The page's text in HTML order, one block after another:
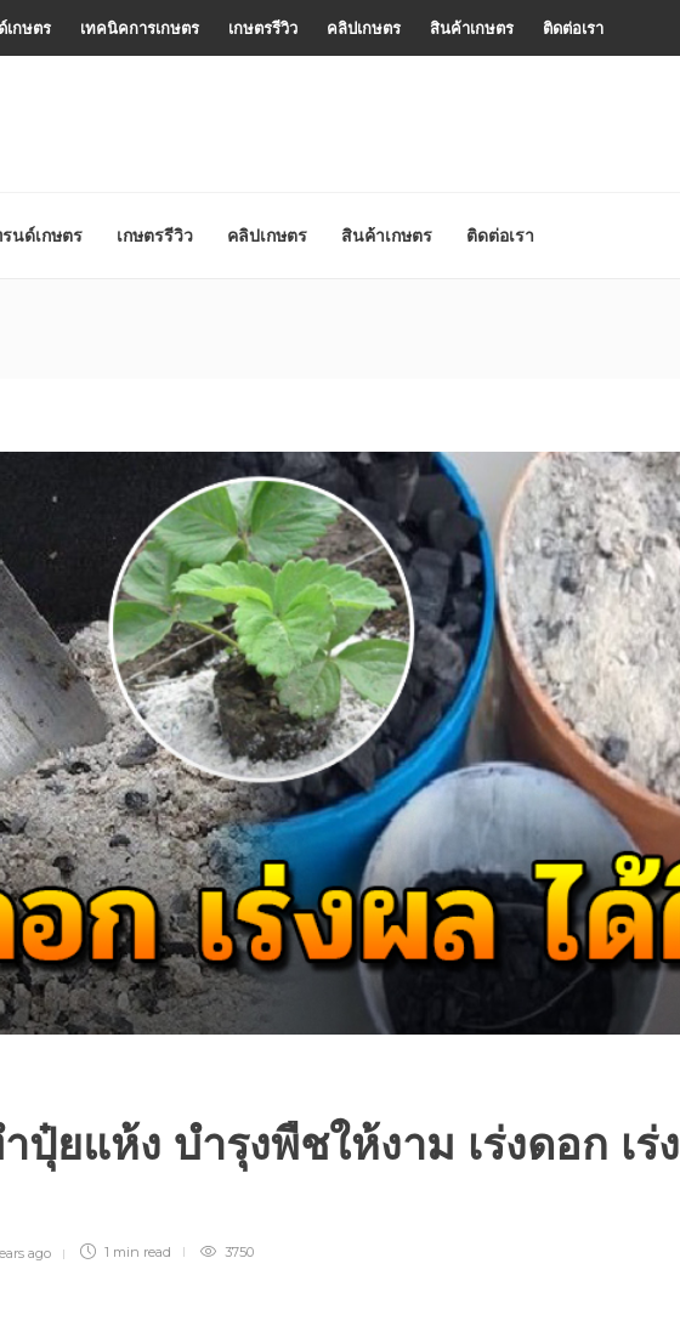
เกษตร เทคนิคการเกษตร เกษตรรีวิว คลิปเกษตร สินค้าเกษตร ติดต่อเรา
รนด์เกษตร เกษตรรีวิว คลิปเกษตร สินค้าเกษตร ติดต่อเรา
ปุ๋ยแห้ง บำรุงพืชให้งาม เร่งดอก เร่ง
ago 1 min read 3750